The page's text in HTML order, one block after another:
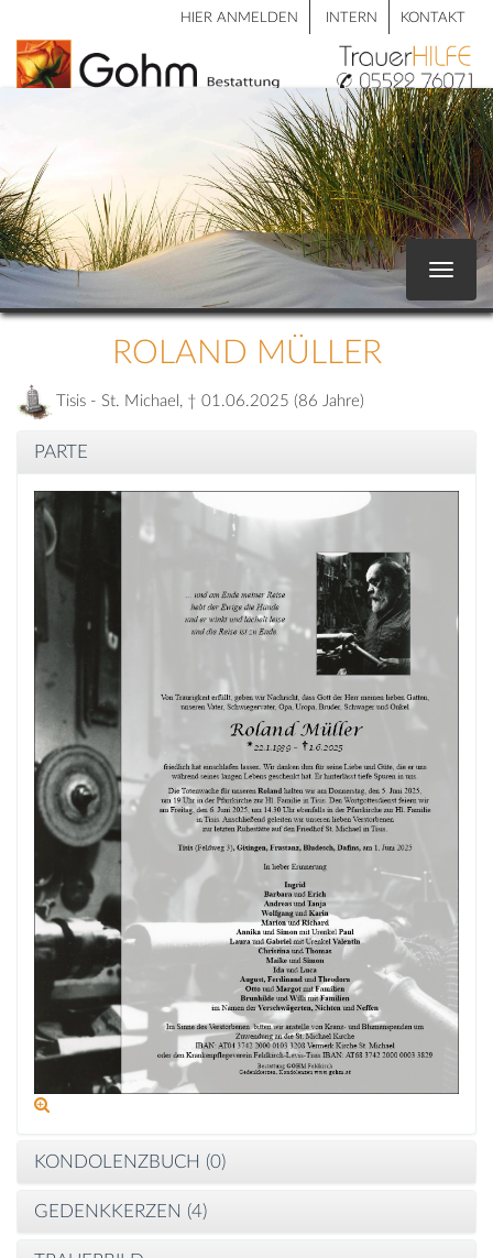
HIER ANMELDEN INTERN KONTAKT
Toggle
ROLAND MÜLLER
Tisis - St. Michael, † 01.06.2025 (86 Jahre)
PARTE
KONDOLENZBUCH (0)
GEDENKKERZEN (4)